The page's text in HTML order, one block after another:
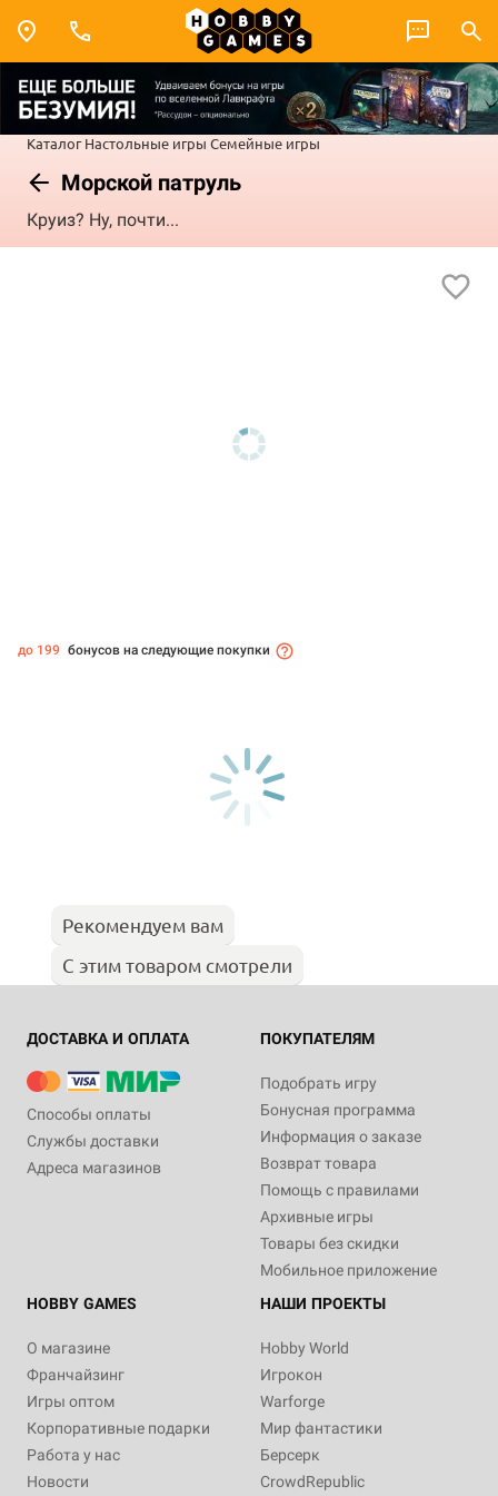
Каталог Настольные игры Семейные игры
Морской патруль
Круиз? Ну, почти...
до 199 бонусов на следующие покупки
Рекомендуем вам
С этим товаром смотрели
ДОСТАВКА И ОПЛАТА
Способы оплаты
Службы доставки
Адреса магазинов
ПОКУПАТЕЛЯМ
Подобрать игру
Бонусная программа
Информация о заказе
Возврат товара
Помощь с правилами
Архивные игры
Товары без скидки
Мобильное приложение
HOBBY GAMES
О магазине
Франчайзинг
Игры оптом
Корпоративные подарки
Работа у нас
Новости
НАШИ ПРОЕКТЫ
Hobby World
Игрокон
Warforge
Мир фантастики
Берсерк
CrowdRepublic